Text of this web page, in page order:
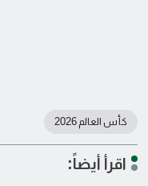
كأس العالم 2026
اقرأ أيضاً: